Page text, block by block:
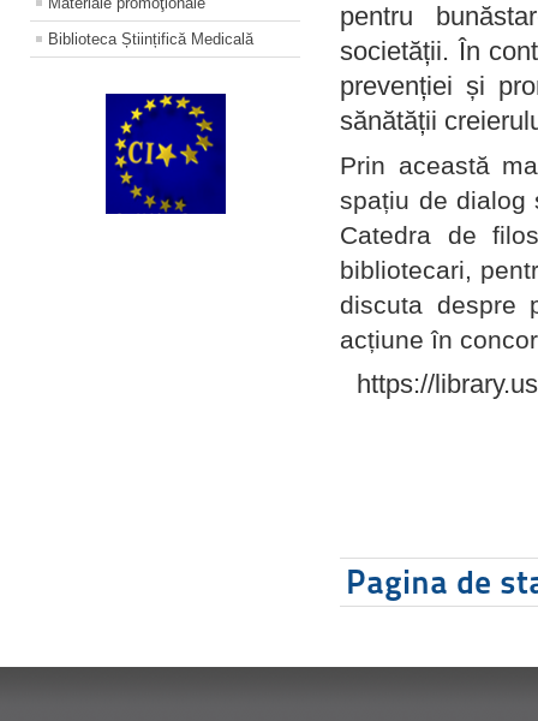
Biblioteca Științifică Medicală
pentru
societății. În
prevenției și
sănătății
Prin această
spațiu de dialog
Catedra de
bibliotecari,
discuta despre
acțiune în
https://
Pagina de